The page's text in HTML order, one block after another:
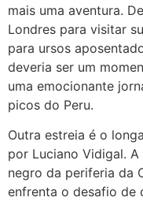
mais uma aventura.
Londres para visitar
para ursos
deveria ser um
uma emocionante
picos do Peru.
Outra estreia é o
por Luciano Vidigal.
negro da periferia da
enfrenta o desafio de